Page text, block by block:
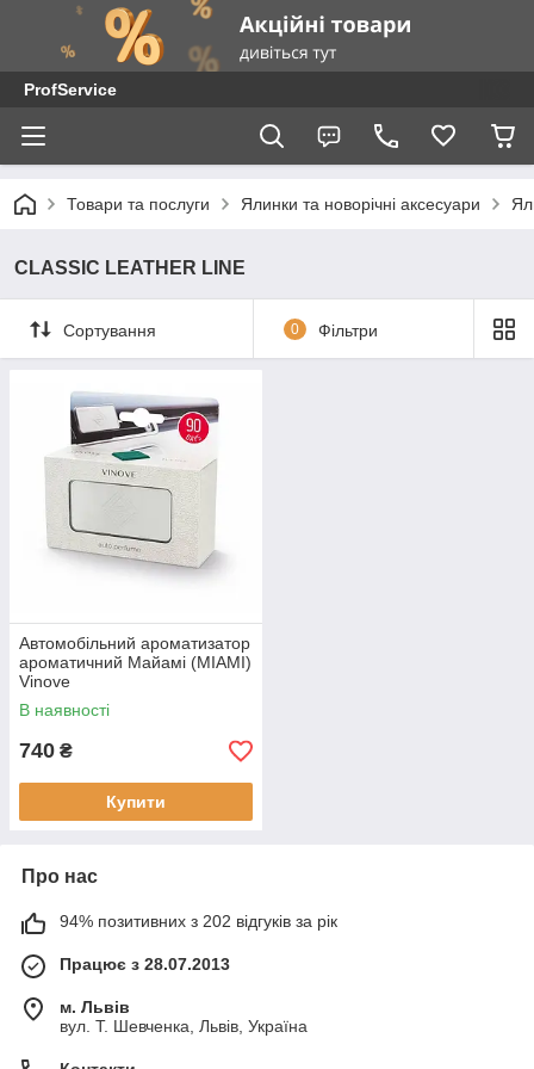
ProfService
Товари та послуги Ялинки та новорічні аксесуари
CLASSIC LEATHER LINE
Сортування 0 Фільтри
Автомобільний ароматизатор
ароматичний Майамі (MIAMI)
Vinove
В наявності
740 ₴
Купити
Про нас
94% позитивних з 202 відгуків за рік
Працює з 28.07.2013
м. Львів
вул. Т. Шевченка, Львів, Україна